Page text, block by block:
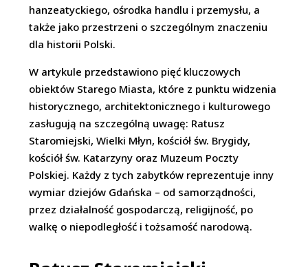
hanzeatyckiego, ośrodka handlu i przemysłu, a
także jako przestrzeni o szczególnym znaczeniu
dla historii Polski.
W artykule przedstawiono pięć kluczowych
obiektów Starego Miasta, które z punktu widzenia
historycznego, architektonicznego i kulturowego
zasługują na szczególną uwagę: Ratusz
Staromiejski, Wielki Młyn, kościół św. Brygidy,
kościół św. Katarzyny oraz Muzeum Poczty
Polskiej. Każdy z tych zabytków reprezentuje inny
wymiar dziejów Gdańska – od samorządności,
przez działalność gospodarczą, religijność, po
walkę o niepodległość i tożsamość narodową.